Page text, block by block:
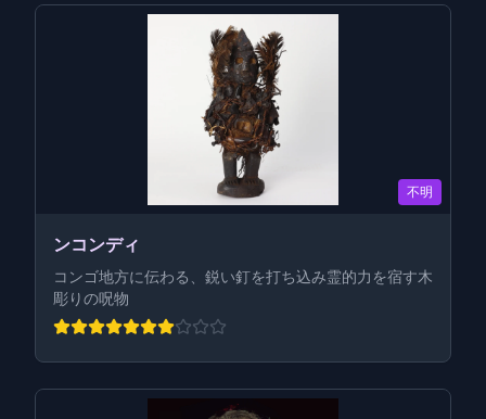
不明
ンコンディ
コンゴ地方に伝わる、鋭い釘を打ち込み霊的力を宿す木
彫りの呪物